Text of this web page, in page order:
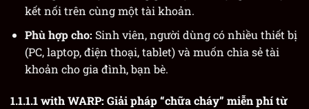
kết nối trên cùng một tài khoản.
Phù hợp cho: Sinh viên, người dùng có nhiều thiết bị
(PC, laptop, điện thoại, tablet) và muốn chia sẻ tài
khoản cho gia đình, bạn bè.
1.1.1.1 with WARP: Giải pháp “chữa cháy” miễn phí từ